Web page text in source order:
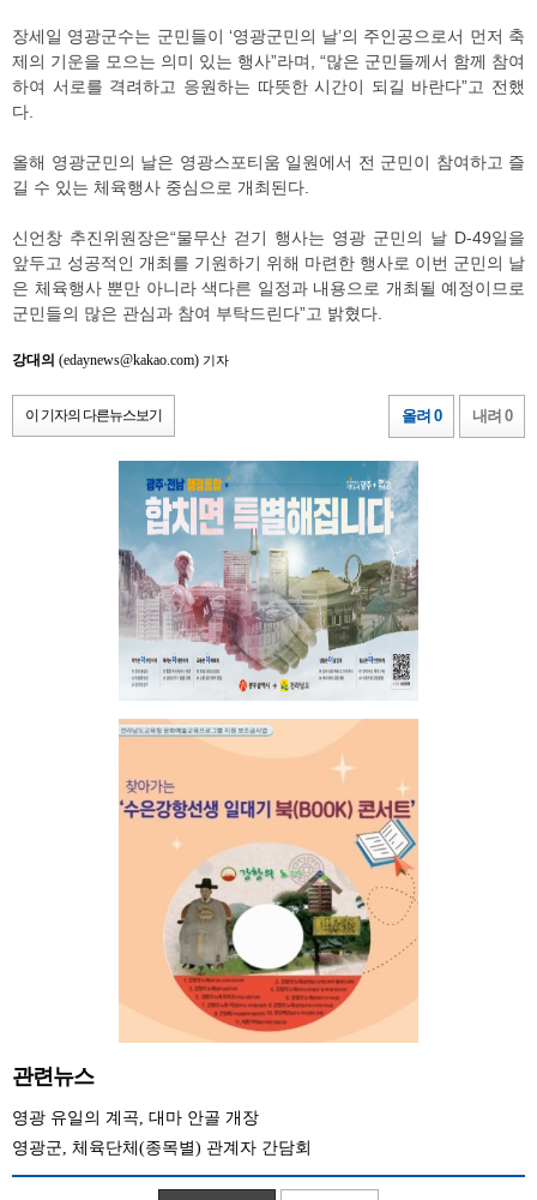
장세일 영광군수는 군민들이 ‘영광군민의 날’의 주인공으로서 먼저 축
제의 기운을 모으는 의미 있는 행사”라며, “많은 군민들께서 함께 참여
하여 서로를 격려하고 응원하는 따뜻한 시간이 되길 바란다”고 전했
다.
올해 영광군민의 날은 영광스포티움 일원에서 전 군민이 참여하고 즐
길 수 있는 체육행사 중심으로 개최된다.
신언창 추진위원장은“물무산 걷기 행사는 영광 군민의 날 D-49일을
앞두고 성공적인 개최를 기원하기 위해 마련한 행사로 이번 군민의 날
은 체육행사 뿐만 아니라 색다른 일정과 내용으로 개최될 예정이므로
군민들의 많은 관심과 참여 부탁드린다”고 밝혔다.
강대의 (edaynews@kakao.com) 기자
이 기자의 다른뉴스보기 올려 0 내려 0
관련뉴스
영광 유일의 계곡, 대마 안골 개장
영광군, 체육단체(종목별) 관계자 간담회